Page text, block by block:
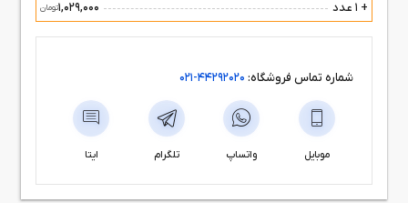
+ 1 عدد 1,029,000تومان
شماره تماس فروشگاه: 44292020-021
موبایل واتساپ تلگرام ایتا